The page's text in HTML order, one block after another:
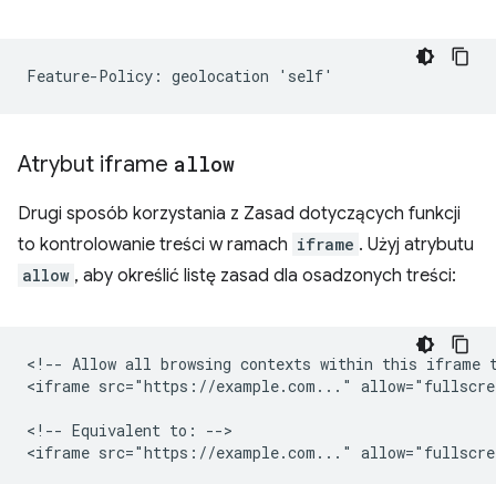
Atrybut iframe allow
Drugi sposób korzystania z Zasad dotyczących funkcji
to kontrolowanie treści w ramach iframe . Użyj atrybutu
allow , aby określić listę zasad dla osadzonych treści:
<!-- Allow all browsing contexts within this iframe
<iframe src="https://example.com..."
<!-- Equivalent to: -->
<iframe src="https://example.com..."